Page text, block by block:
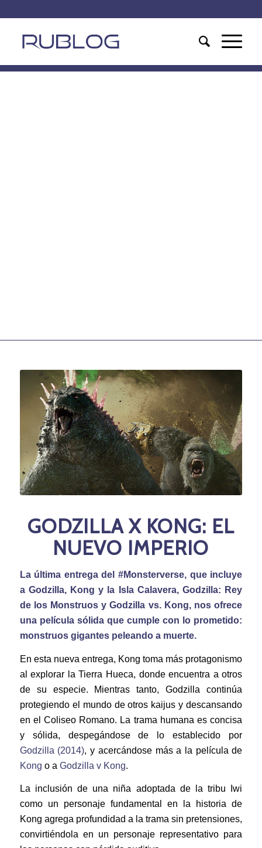
GODZILLA X KONG: EL
NUEVO IMPERIO
La última entrega del #Monsterverse, que incluye
a Godzilla, Kong y la Isla Calavera, Godzilla: Rey
de los Monstruos y Godzilla vs. Kong, nos ofrece
una película sólida que cumple con lo prometido:
monstruos gigantes peleando a muerte.
En esta nueva entrega, Kong toma más protagonismo
al explorar la Tierra Hueca, donde encuentra a otros
de su especie. Mientras tanto, Godzilla continúa
protegiendo el mundo de otros kaijus y descansando
en el Coliseo Romano. La trama humana es concisa
y sólida, despegándose de lo establecido por
Godzilla (2014), y acercándose más a la película de
Kong o a Godzilla v Kong.
La inclusión de una niña adoptada de la tribu Iwi
como un personaje fundamental en la historia de
Kong agrega profundidad a la trama sin pretensiones,
convirtiéndola en un personaje representativo para